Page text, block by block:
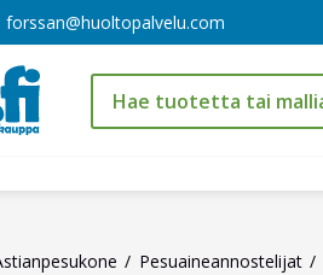
forssan@huoltopalvelu.com
Pesuaineannostelijat